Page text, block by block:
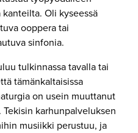
Oli kyseessä
ooppera tai
sinfonia.
tulkinnassa tavalla tai
tämänkaltaisissa
on usein muuttanut
karhunpalveluksen
musiikki perustuu, ja